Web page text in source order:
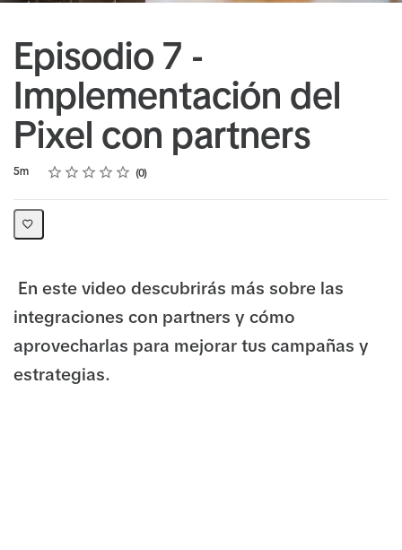
Episodio 7 -
Implementación del
Pixel con partners
Duration
5m Rating
1 star
2 stars
3 stars
4 stars
5 stars
Average rating: 0 0
No reviews
En este video descubrirás más sobre las
integraciones con partners y cómo
aprovecharlas para mejorar tus campañas y
estrategias.